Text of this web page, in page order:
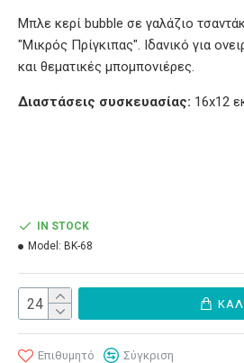
Μπλε κερί bubble σε γαλάζιο
"Μικρός Πρίγκιπας". Ιδανικό για
και θεματικές μπομπονιέρες.
Διαστάσεις συσκευασίας: 16x12
IN STOCK
Model: ΒΚ-68
Επιθυμητό Σύγκριση